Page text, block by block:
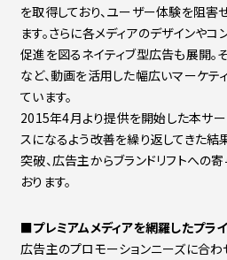
を取得しており、ユーザー体験を阻
ます。さらに各メディアのデザインや
促進を図るネイティブ型広告も展開。
など、動画を活用した幅広いマーケテ
ています。
2015年4月より提供を開始した本サー
スになるよう改善を繰り返してきた
突破、広告主からブランドリフトへの
おります。
■プレミアムメディアを網羅したプラ
広告主のプロモーションニーズに合わ